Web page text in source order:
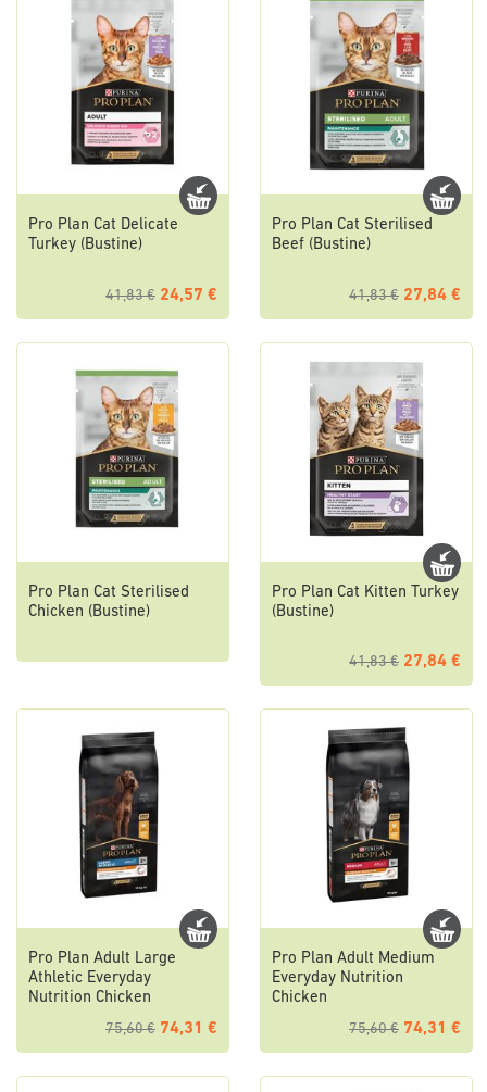
Pro Plan Cat Delicate
Turkey (Bustine)
41,83 € 24,57 €
Pro Plan Cat Sterilised
Beef (Bustine)
41,83 € 27,84 €
Pro Plan Cat Sterilised
Chicken (Bustine)
Pro Plan Cat Kitten Turkey
(Bustine)
41,83 € 27,84 €
Pro Plan Adult Large
Athletic Everyday
Nutrition Chicken
75,60 € 74,31 €
Pro Plan Adult Medium
Everyday Nutrition
Chicken
75,60 € 74,31 €